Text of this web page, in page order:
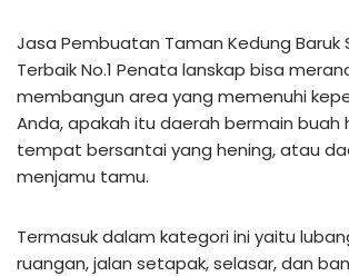
Jasa Pembuatan Taman Kedung Baruk
Terbaik No.1 Penata lanskap bisa
membangun area yang memenuhi
Anda, apakah itu daerah bermain
tempat bersantai yang hening, atau
menjamu tamu.
Termasuk dalam kategori ini yaitu
ruangan, jalan setapak, selasar, dan